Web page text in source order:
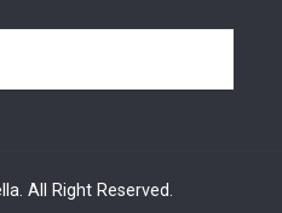
All Right Reserved.